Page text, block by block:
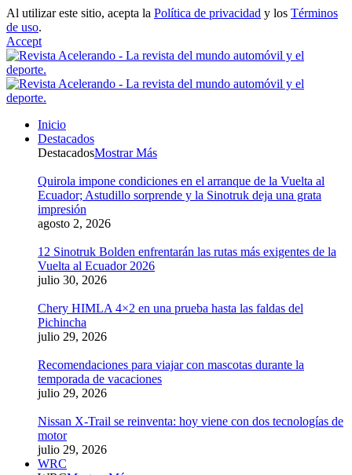
Al utilizar este sitio, acepta la Política de privacidad y los Términos
de uso.
Accept
Inicio
Destacados
DestacadosMostrar Más
Quirola impone condiciones en el arranque de la Vuelta al
Ecuador; Astudillo sorprende y la Sinotruk deja una grata
impresión
agosto 2, 2026
12 Sinotruk Bolden enfrentarán las rutas más exigentes de la
Vuelta al Ecuador 2026
julio 30, 2026
Chery HIMLA 4×2 en una prueba hasta las faldas del
Pichincha
julio 29, 2026
Recomendaciones para viajar con mascotas durante la
temporada de vacaciones
julio 29, 2026
Nissan X-Trail se reinventa: hoy viene con dos tecnologías de
motor
julio 29, 2026
WRC